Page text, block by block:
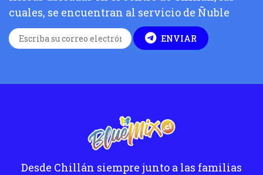
cuales, se encuentran al servicio de Ñuble
ENVIAR
Desde Chillán siempre junto a las familias